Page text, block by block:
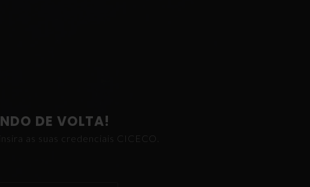
DE VOLTA!
as suas credenciais CICECO.